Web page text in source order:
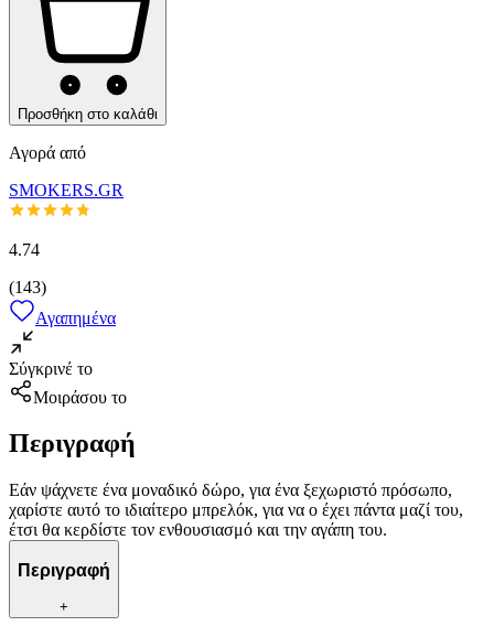
Προσθήκη στο καλάθι
Αγορά από
SMOKERS.GR
4.74
(143)
Αγαπημένα
Σύγκρινέ το
Μοιράσου το
Περιγραφή
Εάν ψάχνετε ένα μοναδικό δώρο, για ένα ξεχωριστό πρόσωπο,
χαρίστε αυτό το ιδιαίτερο μπρελόκ, για να ο έχει πάντα μαζί του,
έτσι θα κερδίστε τον ενθουσιασμό και την αγάπη του.
Περιγραφή
+